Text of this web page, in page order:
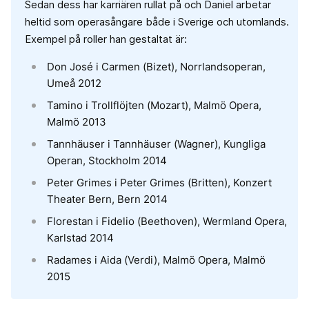
Sedan dess har karriären rullat på och Daniel arbetar
heltid som operasångare både i Sverige och utomlands.
Exempel på roller han gestaltat är:
Don José i Carmen (Bizet), Norrlandsoperan,
Umeå 2012
Tamino i Trollflöjten (Mozart), Malmö Opera,
Malmö 2013
Tannhäuser i Tannhäuser (Wagner), Kungliga
Operan, Stockholm 2014
Peter Grimes i Peter Grimes (Britten), Konzert
Theater Bern, Bern 2014
Florestan i Fidelio (Beethoven), Wermland Opera,
Karlstad 2014
Radames i Aida (Verdi), Malmö Opera, Malmö
2015